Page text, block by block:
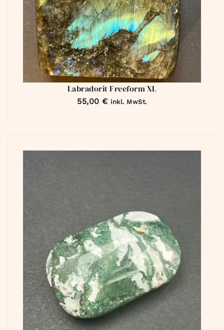
Labradorit Freeform XL
55,00 € inkl. MwSt.